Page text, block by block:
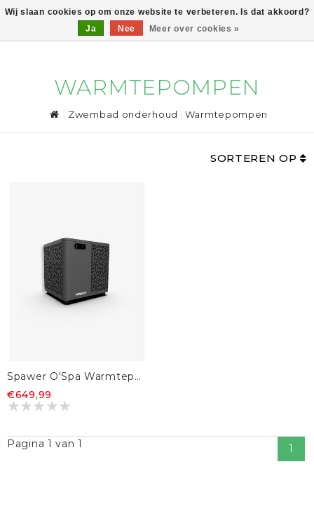
0
WARMTEPOMPEN
Zwembad onderhoud Warmtepompen
SORTEREN OP
Spawer O'Spa Warmtepomp 3KW
€649,99
Pagina 1 van 1 1
Wij slaan cookies op om onze website te verbeteren. Is dat akkoord?
Ja
Nee Meer over cookies »